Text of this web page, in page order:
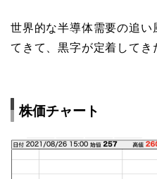
世界的な半導体需要の追い
てきて、黒字が定着してき
株価チャート